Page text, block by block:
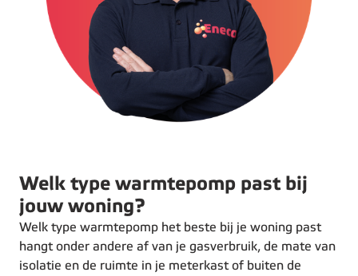
Welk type warmtepomp past bij
jouw woning?
Welk type warmtepomp het beste bij je woning past
hangt onder andere af van je gasverbruik, de mate van
isolatie en de ruimte in je meterkast of buiten de